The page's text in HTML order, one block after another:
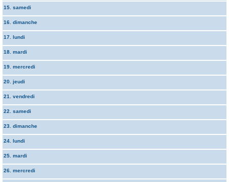
15. samedi
16. dimanche
17. lundi
18. mardi
19. mercredi
20. jeudi
21. vendredi
22. samedi
23. dimanche
24. lundi
25. mardi
26. mercredi